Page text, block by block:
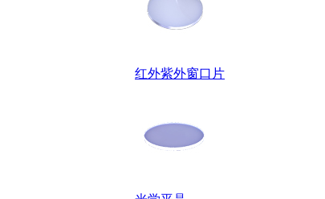
红外紫外窗口片